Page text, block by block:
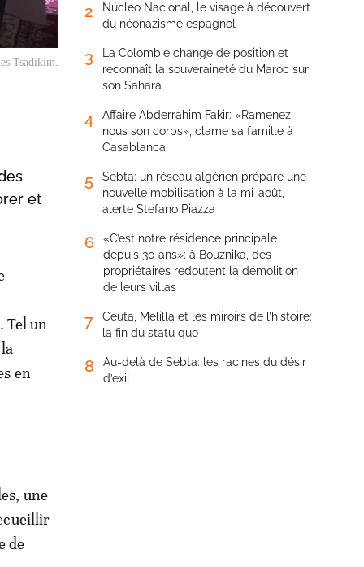
Tsadikim.
et
Tel un
en
une
de
2
Núcleo Nacional, le visage à découvert
du néonazisme espagnol
3
La Colombie change de position et
reconnaît la souveraineté du Maroc sur
son Sahara
4
Affaire Abderrahim Fakir: «Ramenez-
nous son corps», clame sa famille à
Casablanca
5
Sebta: un réseau algérien prépare une
nouvelle mobilisation à la mi-août,
alerte Stefano Piazza
6
«C’est notre résidence principale
depuis 30 ans»: à Bouznika, des
propriétaires redoutent la démolition
de leurs villas
7
Ceuta, Melilla et les miroirs de l’histoire:
la fin du statu quo
8
Au-delà de Sebta: les racines du désir
d’exil